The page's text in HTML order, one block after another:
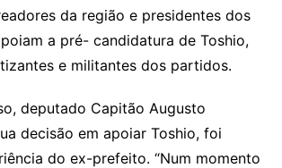
da região e presidentes dos
a pré- candidatura de Toshio,
e militantes dos partidos.
deputado Capitão Augusto
decisão em apoiar Toshio, foi
do ex-prefeito. “Num momento